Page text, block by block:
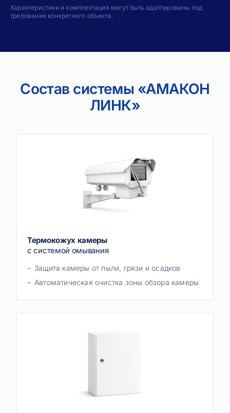
Характеристики и комплектация могут быть адаптированы под
требования конкретного объекта.
Состав системы «АМАКОН
ЛИНК»
Термокожух камеры
с системой омывания
Защита камеры от пыли, грязи и осадков
Автоматическая очистка зоны обзора камеры